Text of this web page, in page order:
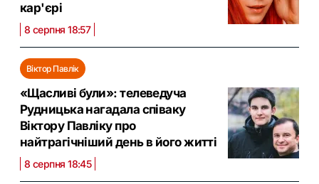
кар'єрі
8 серпня 18:57
Віктор Павлік
«Щасливі були»: телеведуча
Рудницька нагадала співаку
Віктору Павліку про
найтрагічніший день в його житті
8 серпня 18:45